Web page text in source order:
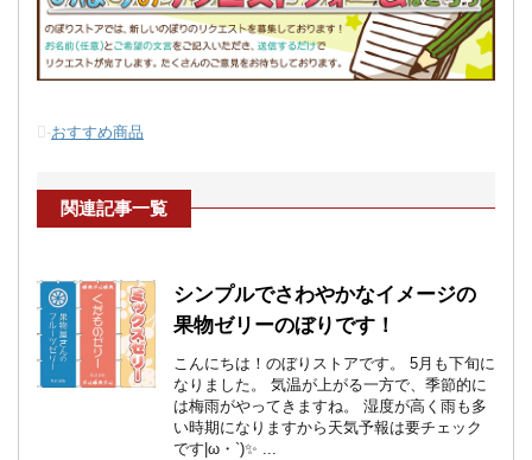
-おすすめ商品
関連記事一覧
シンプルでさわやかなイメージの
果物ゼリーのぼりです！
こんにちは！のぼりストアです。 5月も下旬に
なりました。 気温が上がる一方で、季節的に
は梅雨がやってきますね。 湿度が高く雨も多
い時期になりますから天気予報は要チェック
です|ω・`)✨ ...